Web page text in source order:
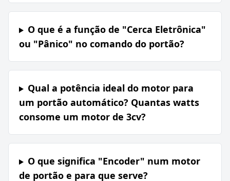
O que é a função de "Cerca Eletrônica"
ou "Pânico" no comando do portão?
Qual a potência ideal do motor para
um portão automático? Quantas watts
consome um motor de 3cv?
O que significa "Encoder" num motor
de portão e para que serve?